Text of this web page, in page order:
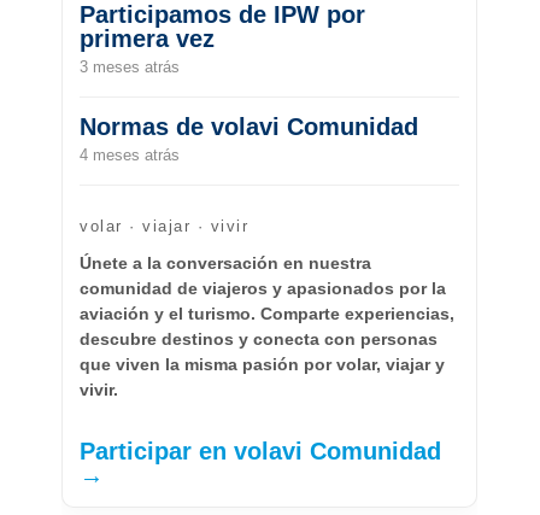
Participamos de IPW por
primera vez
3 meses atrás
Normas de volavi Comunidad
4 meses atrás
volar · viajar · vivir
Únete a la conversación en nuestra
comunidad de viajeros y apasionados por la
aviación y el turismo. Comparte experiencias,
descubre destinos y conecta con personas
que viven la misma pasión por volar, viajar y
vivir.
Participar en volavi Comunidad
→